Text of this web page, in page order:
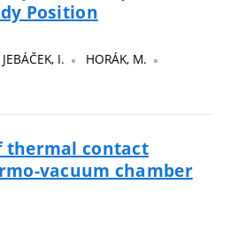
Position
JEBÁČEK, I.
HORÁK, M.
thermal contact
vacuum chamber